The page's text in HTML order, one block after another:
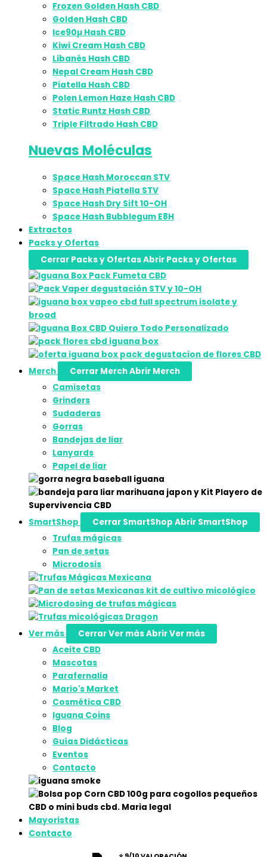
Frozen Golden Hash CBD
Golden Hash CBD
Ice90µ Hash CBD
Kiwi Cream Hash CBD
Libanés Hash CBD
Nepal Cream Hash CBD
Piatella Hash CBD
Polen Lemon Haze Hash CBD
Static Runtz Hash CBD
Triple Filtrado Hash CBD
Nuevas Moléculas
Space Hash Moroccan STV
Space Hash Piatella STV
Space Hash Dry Sift 10-OH
Space Hash Bubblegum E8H
Extractos
Packs y Ofertas
Cerrar Packs y OfertasAbrir Packs y Ofertas
Merch Cerrar MerchAbrir Merch
Camisetas
Grinders
Sudaderas
Gorras
Bandejas de liar
Lanyards
Papel de liar
SmartShop Cerrar SmartShop Abrir SmartShop
Trufas mágicas
Pan de setas
Microdosis
Ver más Cerrar Ver másAbrir Ver más
Aceite CBD
Mascotas
Parafernalia
Mario's Market
Cosmética CBD
Iguana Coins
Blog
Guías Didácticas
Eventos
Contacto
Mayoristas
Contacto